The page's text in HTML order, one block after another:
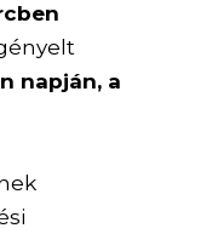
napján, a